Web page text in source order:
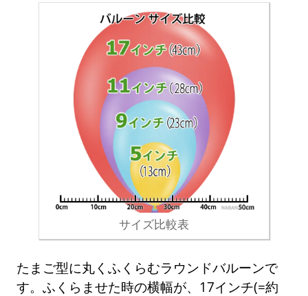
サイズ比較表
たまご型に丸くふくらむラウンドバルーンで
す。ふくらませた時の横幅が、17インチ(=約